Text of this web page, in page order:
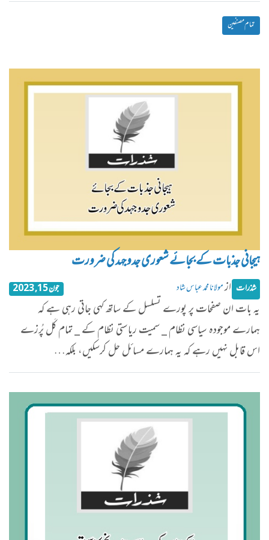
تمام مصنفین
ہیجانی جذبات کے بجائے شعوری جدوجہد کی ضرورت
شذرات ازمولانا محمد عباس شاد جون 15, 2023
یہ بات ان صفحات پر پورے تسلسل کے ساتھ کہی جاتی رہی ہے کہ
ہمارے موجودہ سیاسی نظام _ سمیت ریاستی نظام کے _ تمام کَل پُرزے
اس قابل نہیں رہے کہ یہ ہمارے مسائل حل کرسکیں، بلکہ…